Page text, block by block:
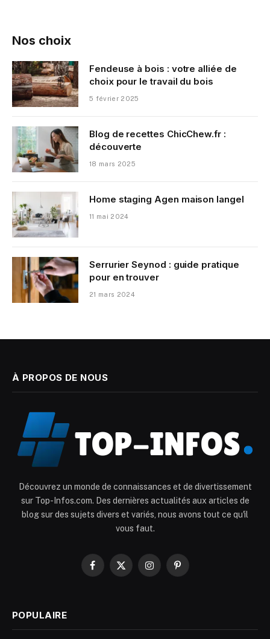
Nos choix
Fendeuse à bois : votre alliée de
choix pour le travail du bois
5 février 2025
Blog de recettes ChicChew.fr :
découverte
18 mars 2025
Home staging Agen maison langel
11 mai 2024
Serrurier Seynod : guide pratique
pour en trouver
21 mars 2024
À PROPOS DE NOUS
Découvrez un monde de connaissances et de divertissement
sur Top-Infos.com. Des dernières actualités aux articles de
blog sur des sujets divers et variés, nous avons tout ce qu'il
vous faut.
Facebook
X
InstagramPinterest
POPULAIRE